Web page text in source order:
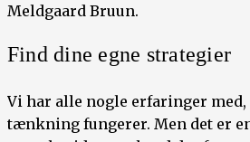
Meldgaard Bruun.
Find dine egne strategier
Vi har alle nogle erfaringer
tænkning fungerer. Men det er